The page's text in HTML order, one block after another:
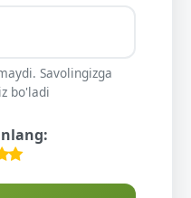
Savolingizga
bo'ladi